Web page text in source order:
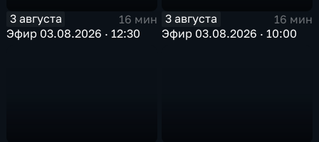
3 августа
16 мин
Эфир 03.08.2026 · 12:30
3 августа
16 мин
Эфир 03.08.2026 · 10:00